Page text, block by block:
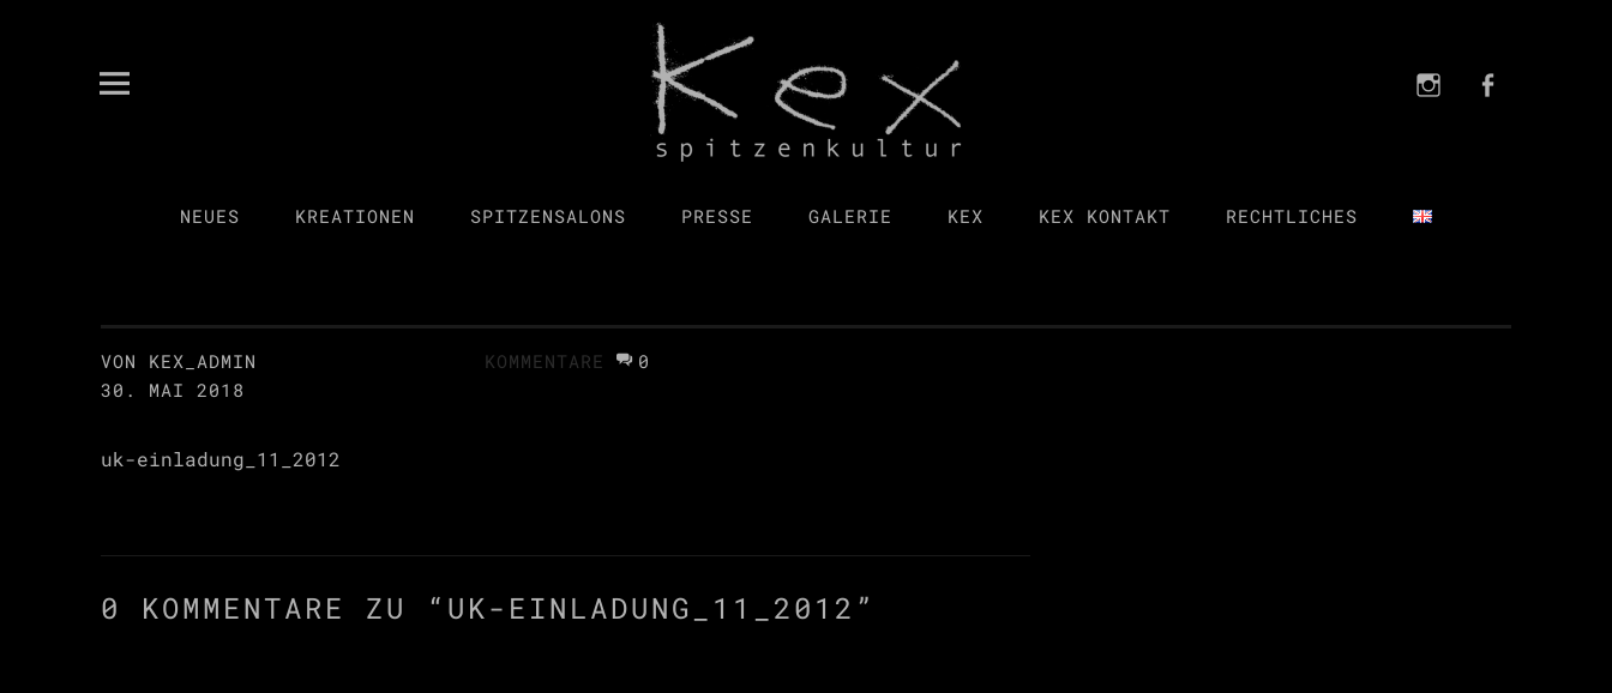
NEUES KREATIONEN SPITZENSALONS PRESSE GALERIE KEX KEX KONTAKT RECHTLICHES
VON KEX_ADMIN
30. MAI 2018
KOMMENTARE 0
uk-einladung_11_2012
0 KOMMENTARE ZU “ UK-EINLADUNG_11_2012 ”